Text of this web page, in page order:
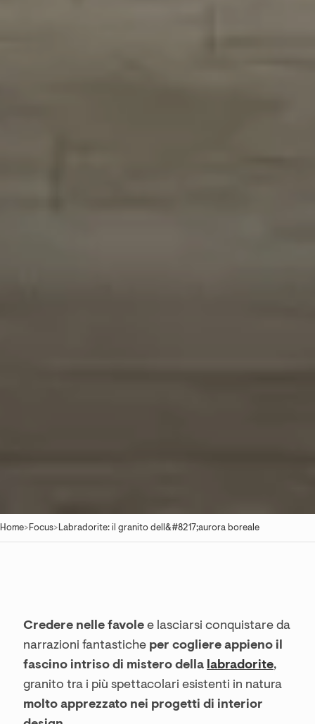
Home> Focus> Labradorite: il granito dell&#8217;aurora boreale
Credere nelle favole e lasciarsi conquistare da
narrazioni fantastiche per cogliere appieno il
fascino intriso di mistero della labradorite,
granito tra i più spettacolari esistenti in natura
molto apprezzato nei progetti di interior